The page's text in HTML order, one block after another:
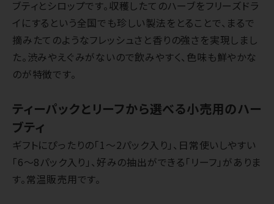
ブティとシロップです。収穫したてのハーブをフリーズドラ
イにするという全国でも珍しい製法をとることで、まるで
摘みたてのようなフレッシュさと香りの強さを実現しまし
た。渋みやえぐみがないので飲みやすく、色味も鮮やかな
のが特徴です。
ティーパックとリーフから選べる小売用のハー
ブティ
ギフトにぴったりの「1～2パック入り」、日常使いしやすい
「6～8パック入り」、好みの抽出ができる「リーフ」がありま
す。常温販売用です。